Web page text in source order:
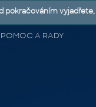
A RADY
pokračováním